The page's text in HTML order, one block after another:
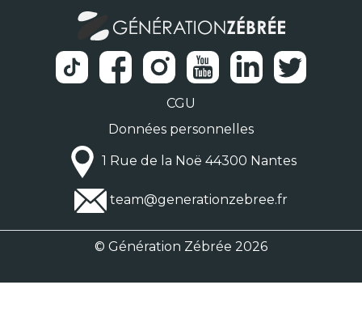
CGU
Données personnelles
1 Rue de la Noë 44300 Nantes
team@generationzebree.fr
© Génération Zébrée 2026